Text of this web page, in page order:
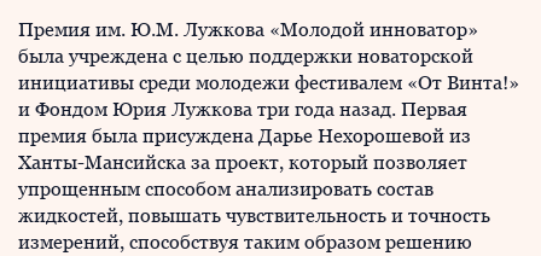
Премия им. Ю.М. Лужкова «Молодой инноватор»
была учреждена с целью поддержки новаторской
инициативы среди молодежи фестивалем «От Винта!»
и Фондом Юрия Лужкова три года назад. Первая
премия была присуждена Дарье Нехорошевой из
Ханты-Мансийска за проект, который позволяет
упрощенным способом анализировать состав
жидкостей, повышать чувствительность и точность
измерений, способствуя таким образом решению